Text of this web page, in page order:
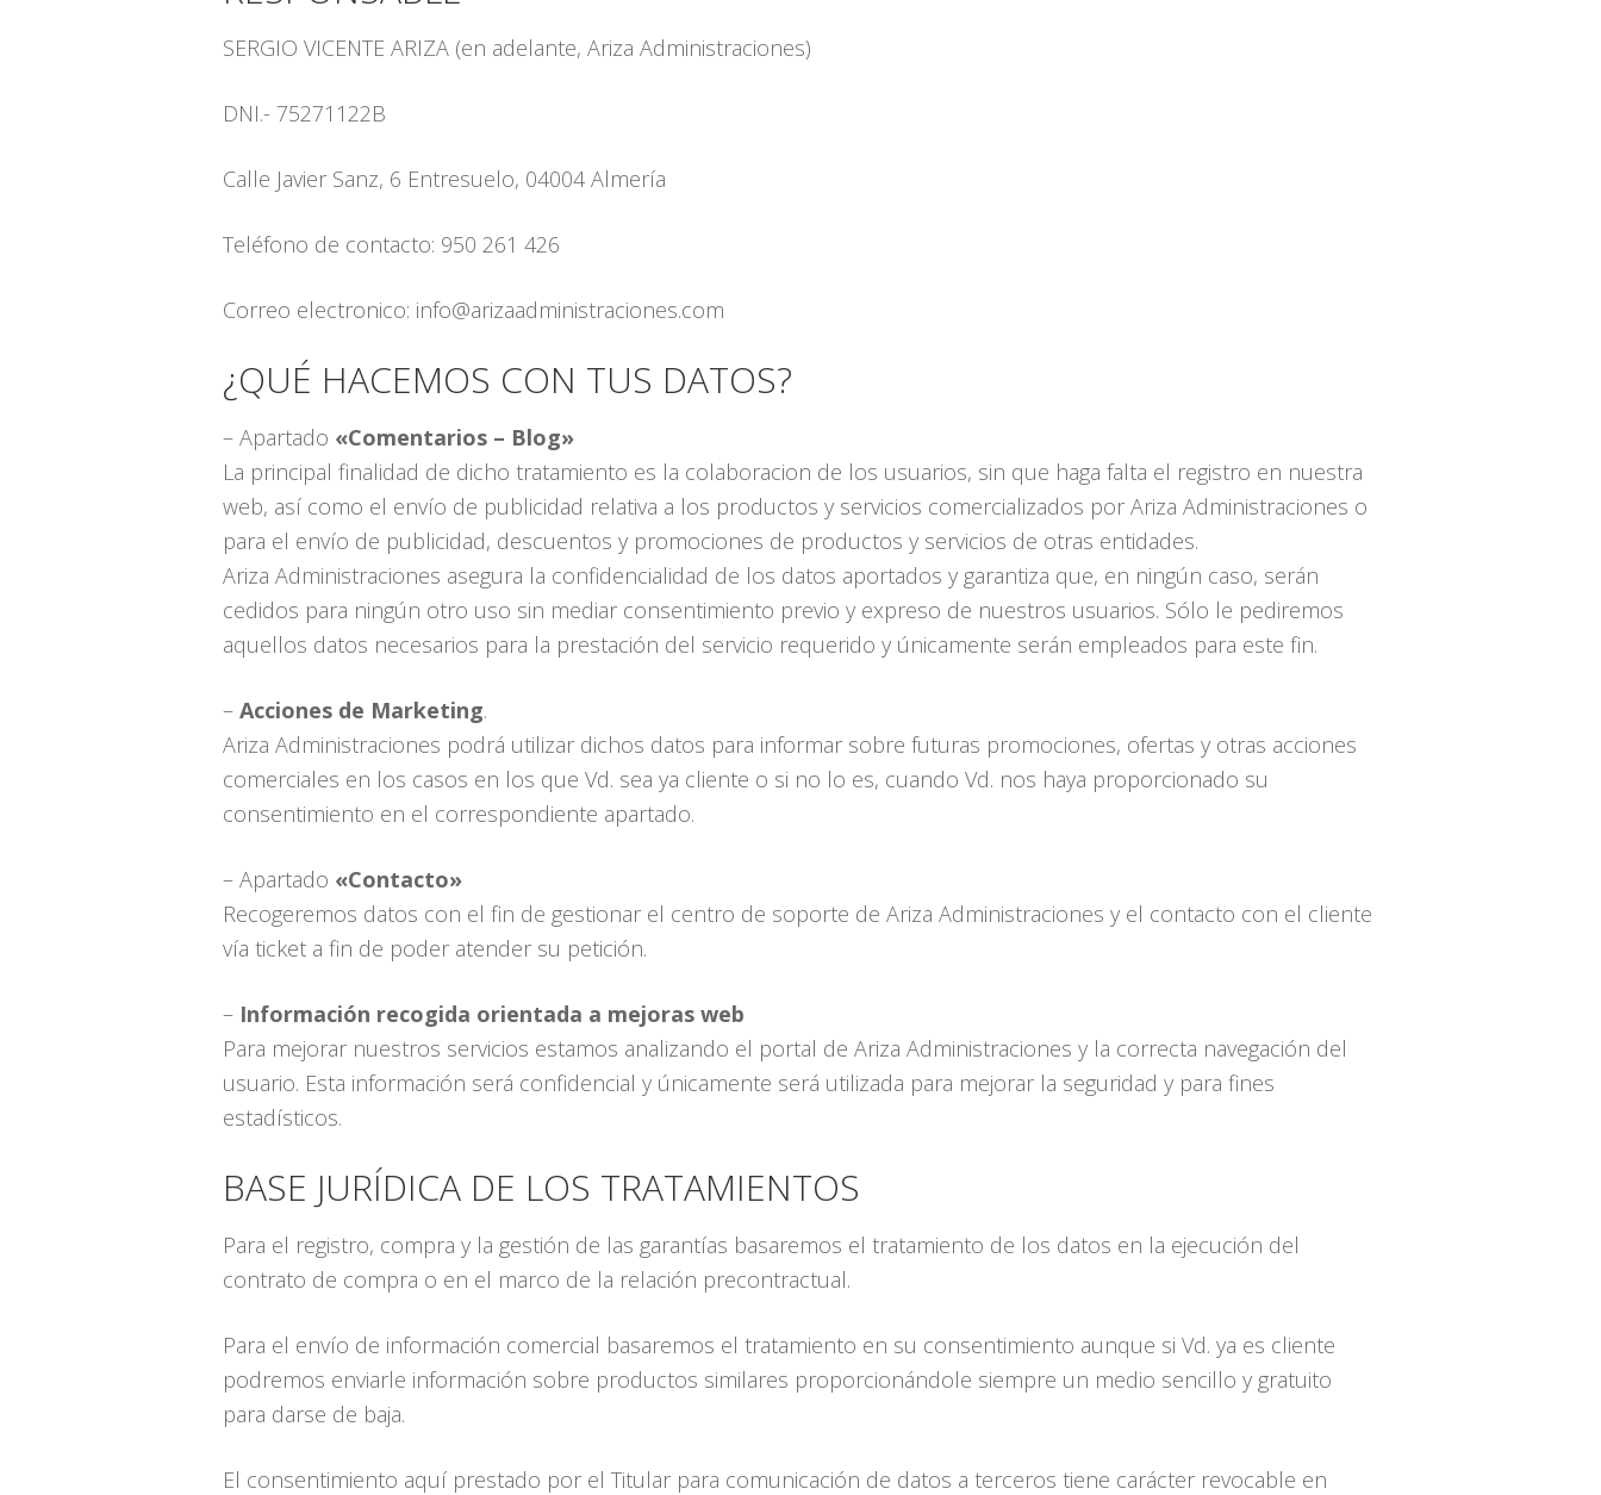
SERGIO VICENTE ARIZA (en adelante, Ariza Administraciones)
DNI.- 75271122B
Calle Javier Sanz, 6 Entresuelo, 04004 Almería
Teléfono de contacto: 950 261 426
Correo electronico: info@arizaadministraciones.com
¿QUÉ HACEMOS CON TUS DATOS?
– Apartado «Comentarios – Blog»
La principal finalidad de dicho tratamiento es la colaboracion de los usuarios, sin que haga falta el registro en nuestra
web, así como el envío de publicidad relativa a los productos y servicios comercializados por Ariza Administraciones o
para el envío de publicidad, descuentos y promociones de productos y servicios de otras entidades.
Ariza Administraciones asegura la confidencialidad de los datos aportados y garantiza que, en ningún caso, serán
cedidos para ningún otro uso sin mediar consentimiento previo y expreso de nuestros usuarios. Sólo le pediremos
aquellos datos necesarios para la prestación del servicio requerido y únicamente serán empleados para este fin.
– Acciones de Marketing.
Ariza Administraciones podrá utilizar dichos datos para informar sobre futuras promociones, ofertas y otras acciones
comerciales en los casos en los que Vd. sea ya cliente o si no lo es, cuando Vd. nos haya proporcionado su
consentimiento en el correspondiente apartado.
– Apartado «Contacto»
Recogeremos datos con el fin de gestionar el centro de soporte de Ariza Administraciones y el contacto con el cliente
vía ticket a fin de poder atender su petición.
– Información recogida orientada a mejoras web
Para mejorar nuestros servicios estamos analizando el portal de Ariza Administraciones y la correcta navegación del
usuario. Esta información será confidencial y únicamente será utilizada para mejorar la seguridad y para fines
estadísticos.
BASE JURÍDICA DE LOS TRATAMIENTOS
Para el registro, compra y la gestión de las garantías basaremos el tratamiento de los datos en la ejecución del
contrato de compra o en el marco de la relación precontractual.
Para el envío de información comercial basaremos el tratamiento en su consentimiento aunque si Vd. ya es cliente
podremos enviarle información sobre productos similares proporcionándole siempre un medio sencillo y gratuito
para darse de baja.
El consentimiento aquí prestado por el Titular para comunicación de datos a terceros tiene carácter revocable en